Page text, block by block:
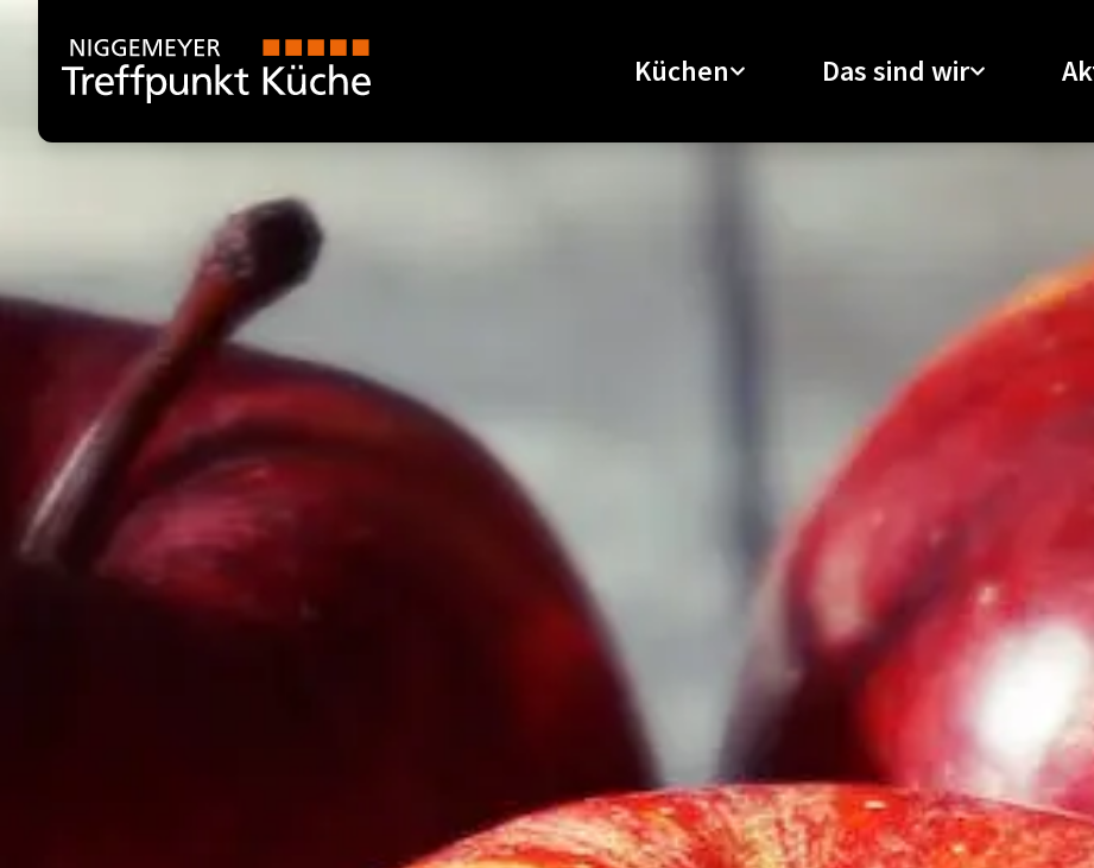
Küchen Das sind wir
Unsere Marken
Stellenangebote
Küchenstudio bei Paderborn
Unser Küchenstudio